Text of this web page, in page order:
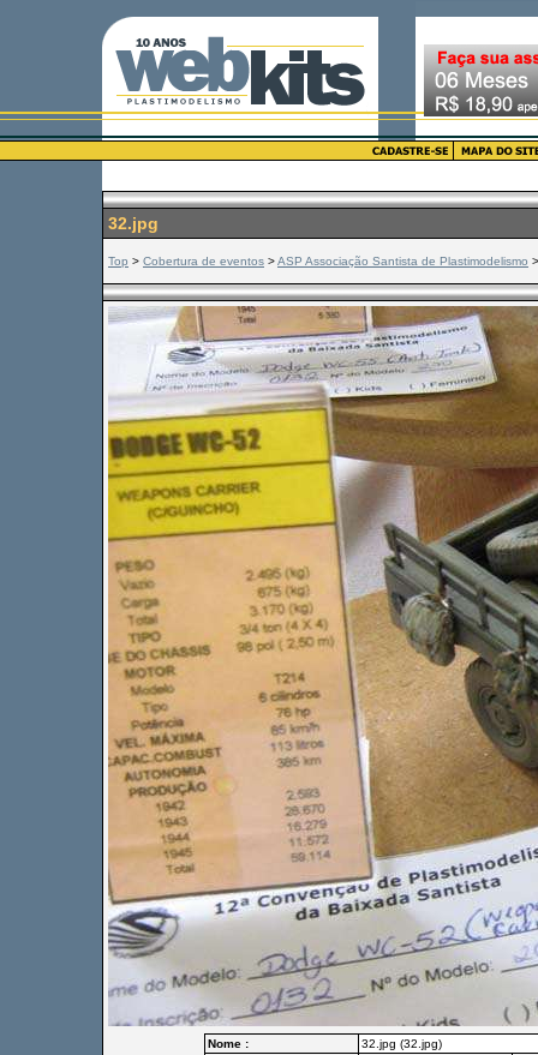
32.jpg
Top > Cobertura de eventos >ASP Associação Santista de Plastimodelismo
Nome :
32.jpg (32.jpg)